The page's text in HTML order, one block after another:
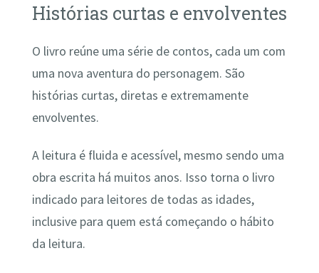
Histórias curtas e envolventes
O livro reúne uma série de contos, cada um com
uma nova aventura do personagem. São
histórias curtas, diretas e extremamente
envolventes.
A leitura é fluida e acessível, mesmo sendo uma
obra escrita há muitos anos. Isso torna o livro
indicado para leitores de todas as idades,
inclusive para quem está começando o hábito
da leitura.